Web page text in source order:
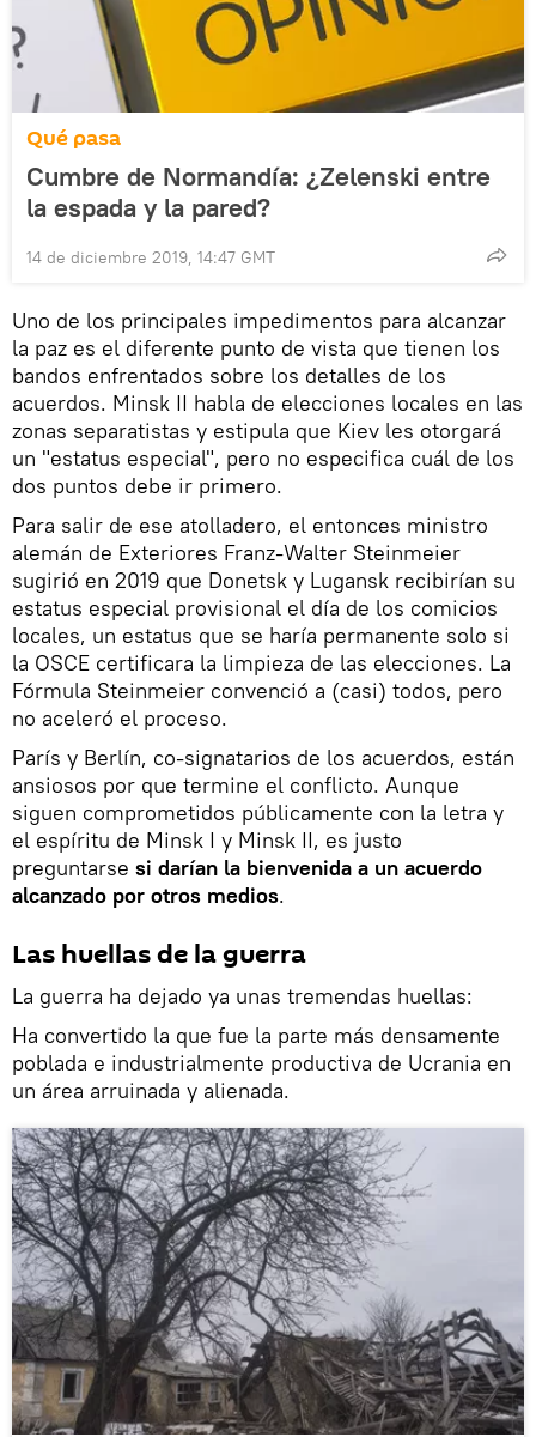
Qué pasa
Cumbre de Normandía: ¿Zelenski entre
la espada y la pared?
14 de diciembre 2019, 14:47 GMT
Uno de los principales impedimentos para alcanzar
la paz es el diferente punto de vista que tienen los
bandos enfrentados sobre los detalles de los
acuerdos. Minsk II habla de elecciones locales en las
zonas separatistas y estipula que Kiev les otorgará
un "estatus especial", pero no especifica cuál de los
dos puntos debe ir primero.
Para salir de ese atolladero, el entonces ministro
alemán de Exteriores Franz-Walter Steinmeier
sugirió en 2019 que Donetsk y Lugansk recibirían su
estatus especial provisional el día de los comicios
locales, un estatus que se haría permanente solo si
la OSCE certificara la limpieza de las elecciones. La
Fórmula Steinmeier convenció a (casi) todos, pero
no aceleró el proceso.
París y Berlín, co-signatarios de los acuerdos, están
ansiosos por que termine el conflicto. Aunque
siguen comprometidos públicamente con la letra y
el espíritu de Minsk I y Minsk II, es justo
preguntarse si darían la bienvenida a un acuerdo
alcanzado por otros medios.
Las huellas de la guerra
La guerra ha dejado ya unas tremendas huellas:
Ha convertido la que fue la parte más densamente
poblada e industrialmente productiva de Ucrania en
un área arruinada y alienada.